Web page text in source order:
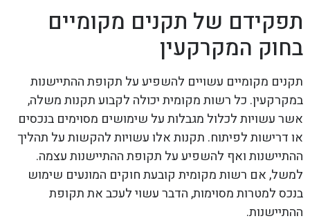
תפקידם של תקנים מקומיים
בחוק המקרקעין
תקנים מקומיים עשויים להשפיע על תקופת ההתיישנות
במקרקעין. כל רשות מקומית יכולה לקבוע תקנות משלה,
אשר עשויות לכלול מגבלות על שימושים מסוימים בנכסים
או דרישות לפיתוח. תקנות אלו עשויות להקשות על תהליך
ההתיישנות ואף להשפיע על תקופת ההתיישנות עצמה.
למשל, אם רשות מקומית קובעת חוקים המונעים שימוש
בנכס למטרות מסוימות, הדבר עשוי לעכב את תקופת
ההתיישנות.